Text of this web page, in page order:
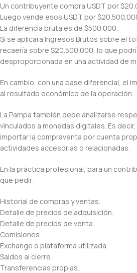
Un contribuyente compra USDT por
Luego vende esos USDT por
La diferencia bruta es de $500.000.
Si se aplicara Ingresos Brutos sobre el
recaería sobre $20.500.000, lo que
desproporcionada en una actividad de
En cambio, con una base diferencial, el
al resultado económico de la operación.
La Pampa también debe analizarse
vinculados a monedas digitales. Es
importar la compraventa por cuenta
actividades accesorias o relacionadas.
En la práctica profesional, para un
que pedir:
Historial de compras y ventas.
Detalle de precios de adquisición.
Detalle de precios de venta.
Comisiones.
Exchange o plataforma utilizada.
Saldos al cierre.
Transferencias propias.